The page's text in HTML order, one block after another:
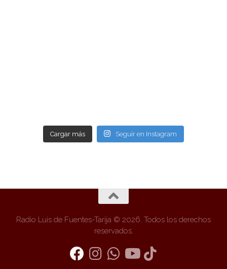
Cargar más Seguir en Instagram
Radio Luis de Fuentes-Tarija © 2026. Todos los derechos
reservados.